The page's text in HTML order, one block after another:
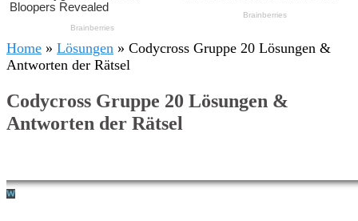
Home » Lösungen » Codycross Gruppe 20 Lösungen &
Antworten der Rätsel
Codycross Gruppe 20 Lösungen &
Antworten der Rätsel